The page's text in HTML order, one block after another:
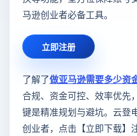
马逊创业者必备工具。
立即注册
了解了做亚马逊需要多少资
合规、资金可控、效率优先
键是精准规划与避坑。云登
创业者，点击【立即下载】